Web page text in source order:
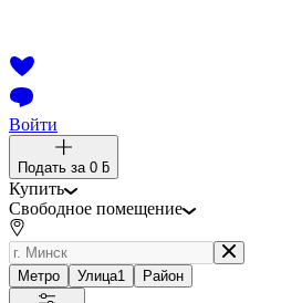
Войти
Подать за 0 ƃ
Купить
Свободное помещение
Метро Улица1 Район